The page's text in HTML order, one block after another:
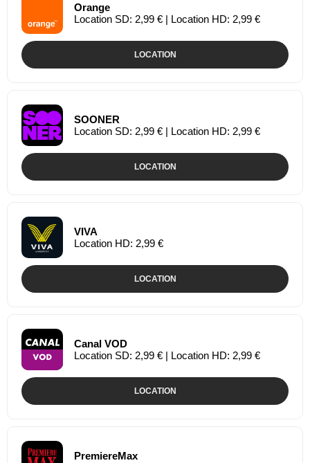
Orange
Location SD: 2,99 € | Location HD: 2,99 €
LOCATION
SOONER
Location SD: 2,99 € | Location HD: 2,99 €
LOCATION
VIVA
Location HD: 2,99 €
LOCATION
Canal VOD
Location SD: 2,99 € | Location HD: 2,99 €
LOCATION
PremiereMax